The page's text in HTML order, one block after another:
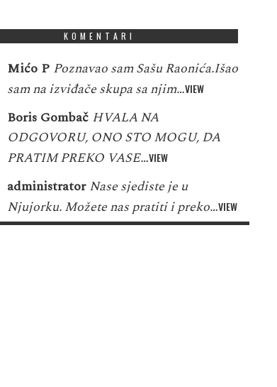
KOMENTARI
Mićo P Poznavao sam Sašu Raonića.Išao
sam na izviđače skupa sa njim…VIEW
Boris Gombač HVALA NA
ODGOVORU, ONO STO MOGU, DA
PRATIM PREKO VASE…VIEW
administrator Nase sjediste je u
Njujorku. Možete nas pratiti i preko…VIEW